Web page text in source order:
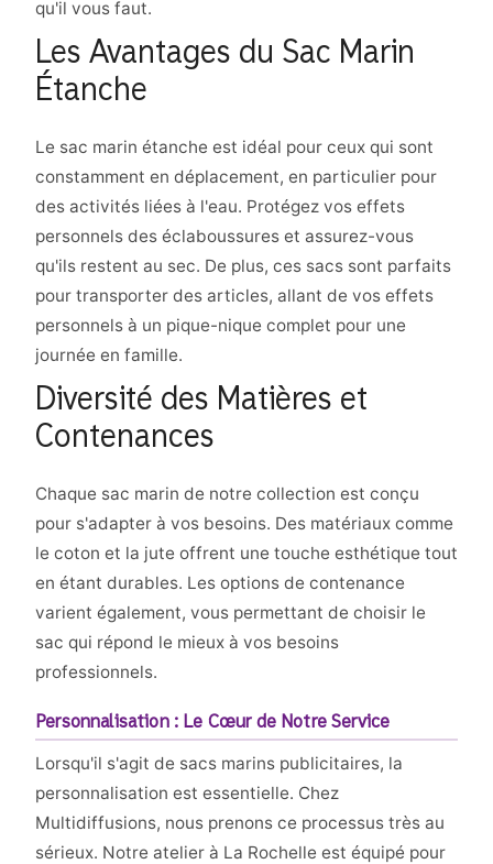
qu'il vous faut.
Les Avantages du Sac Marin
Étanche
Le sac marin étanche est idéal pour ceux qui sont
constamment en déplacement, en particulier pour
des activités liées à l'eau. Protégez vos effets
personnels des éclaboussures et assurez-vous
qu'ils restent au sec. De plus, ces sacs sont parfaits
pour transporter des articles, allant de vos effets
personnels à un pique-nique complet pour une
journée en famille.
Diversité des Matières et
Contenances
Chaque sac marin de notre collection est conçu
pour s'adapter à vos besoins. Des matériaux comme
le coton et la jute offrent une touche esthétique tout
en étant durables. Les options de contenance
varient également, vous permettant de choisir le
sac qui répond le mieux à vos besoins
professionnels.
Personnalisation : Le Cœur de Notre Service
Lorsqu'il s'agit de sacs marins publicitaires, la
personnalisation est essentielle. Chez
Multidiffusions, nous prenons ce processus très au
sérieux. Notre atelier à La Rochelle est équipé pour